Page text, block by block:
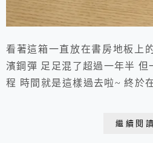
看著這箱一直放在書房地板上
濱鋼彈 足足混了超過一年半 但
程 時間就是這樣過去啦~ 終於
繼續閱讀